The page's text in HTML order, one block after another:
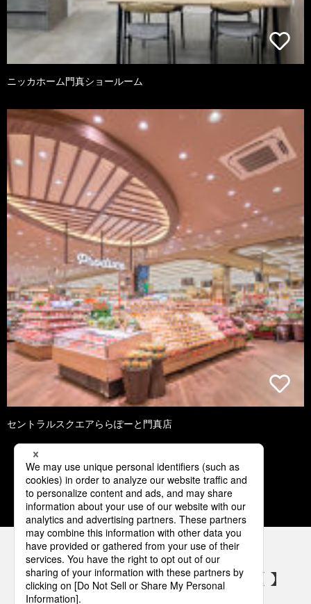
ニッカホーム門真ショールーム
セントラルスクエアららぽーと門真店
1 2 3 4 5
パナソニックの電気設備 SNSアカウント